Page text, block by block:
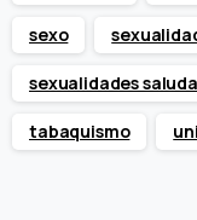
sexo
sexualidades
tabaquismo